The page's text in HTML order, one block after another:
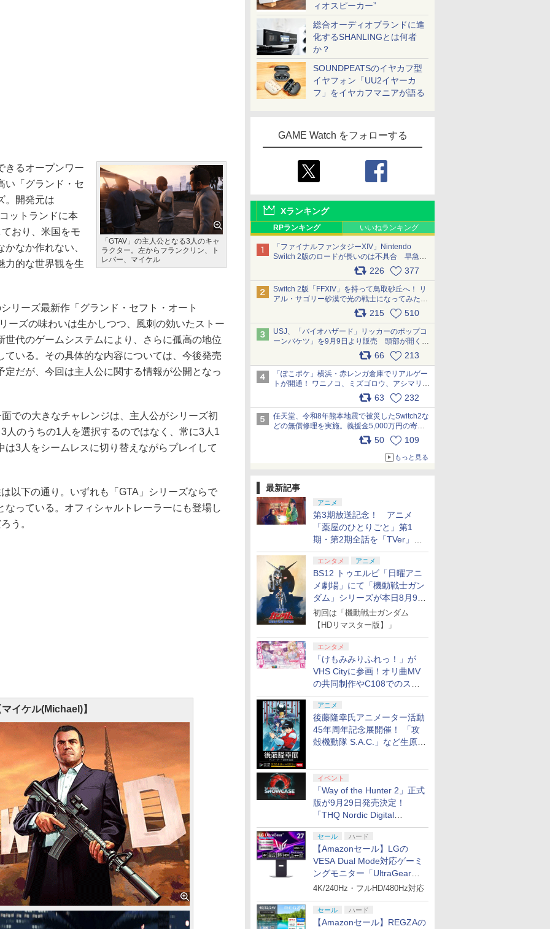
ィオスピーカー”
総合オーディオブランドに進
化するSHANLINGとは何者
か？
SOUNDPEATSのイヤカフ型
イヤフォン「UU2イヤーカ
フ」をイヤカフマニアが語る
GAME Watch をフォローする
Xランキング
RPランキング いいねランキング
「ファイナルファンタジーXIV」Nintendo
Switch 2版のロードが長いのは不具合 早急に
アップデートできるよう対応中226 377
Switch 2版「FFXIV」を持って鳥取砂丘へ！ リ
アル・サゴリー砂漠で光の戦士になってみた
215 510
USJ、「バイオハザード」リッカーのポップコ
ーンバケツ」を9月9日より販売 頭部が開く仕
組み。味は恐怖を堪のう「味噌フレーバー」
66 213
「ぽこポケ」横浜・赤レンガ倉庫でリアルゲー
トが開通！ ワニノコ、ミズゴロウ、アシマリ登
場シーンをレポート pic.x.com/LDgEByVl6D
63 232
任天堂、令和8年熊本地震で被災したSwitch2な
どの無償修理を実施。義援金5,000万円の寄付
も発表 pic.x.com/BAYsMfUfUC
50 109
もっと見る
最新記事
アニメ
第3期放送記念！ アニメ
「薬屋のひとりごと」第1
期・第2期全話を「TVer」に
て期間限定で順次無料配信開
始エンタメ アニメ
BS12 トゥエルビ「日曜アニ
メ劇場」にて「機動戦士ガン
ダム」シリーズが本日8月9日
から8週連続で放送
初回は「機動戦士ガンダム
【HDリマスター版】」
エンタメ
「けもみみりふれっ！」が
VHS Cityに参画！オリ曲MV
の共同制作やC108でのスペ
シャルコラボ広告を掲出
アニメ
後藤隆幸氏アニメーター活動
45年周年記念展開催！ 「攻
殻機動隊 S.A.C.」など生原
イベント
「Way of the Hunter 2」正式
版が9月29日発売決定！
「THQ Nordic Digital
Showcase 2026」まとめ
セール ハード
【Amazonセール】LGの
VESA Dual Mode対応ゲーミ
ングモニター「UltraGear
27G850A-B」がお買い得！
4K/240Hz・フルHD/480Hz対応
セール ハード
【Amazonセール】REGZAの
「GTAV」の主人公となる3人のキャ
ラクター。左からフランクリン、ト
レバー、マイケル
るオープンワー
い「グランド・セ
。開発元は
ットランドに本
おり、米国をモ
なか作れない、
力的な世界観を生
ーズ最新作「グランド・セフト・オート
ーズの味わいは生かしつつ、風刺の効いたストー
世代のゲームシステムにより、さらに孤高の地位
ている。その具体的な内容については、今後発売
だが、今回は主人公に関する情報が公開となっ
での大きなチャレンジは、主人公がシリーズ初
人のうちの1人を選択するのではなく、常に3人1
3人をシームレスに切り替えながらプレイして
下の通り。いずれも「GTA」シリーズならで
っている。オフィシャルトレーラーにも登場し
う。
イケル(Michael)】